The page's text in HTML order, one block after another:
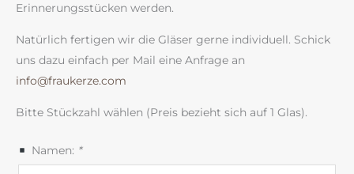
Erinnerungsstücken werden.
Natürlich fertigen wir die Gläser gerne individuell. Schick
uns dazu einfach per Mail eine Anfrage an
info@fraukerze.com
Bitte Stückzahl wählen (Preis bezieht sich auf 1 Glas).
Namen: *